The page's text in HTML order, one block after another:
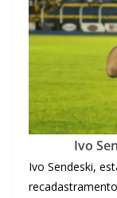
Ivo
Ivo Sendeski,